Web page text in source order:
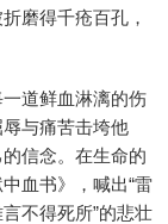
磨得千疮百孔，
道鲜血淋漓的伤
与痛苦击垮他
信念。在生命的
血书》，喊出“雷
不得死所”的悲壮